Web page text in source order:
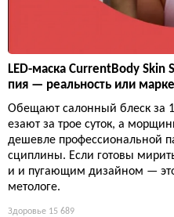
LED-маска CurrentBody
пия — реальность или
Обещают салонный блеск за
езают за трое суток, а
дешевле профессиональной
сциплины. Если готовы
и и пугающим дизайном —
метологе.
Здоровье 15 689